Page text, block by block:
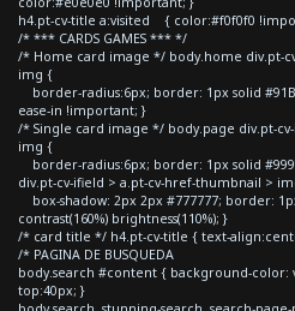
h4.pt-cv-title a:visited { color:#f0f0f0
/* *** CARDS GAMES *** */
/* Home card image */ body.home div.pt-
img {
border-radius:6px; border: 1px solid
ease-in !important; }
/* Single card image */ body.page div.pt-
img {
border-radius:6px; border: 1px solid
div.pt-cv-ifield > a.pt-cv-href-thumbnail >
box-shadow: 2px 2px #777777; border:
contrast(160%) brightness(110%); }
/* card title */ h4.pt-cv-title { text-
/* PAGINA DE BUSQUEDA
body.search #content { background-color:
top:40px; }